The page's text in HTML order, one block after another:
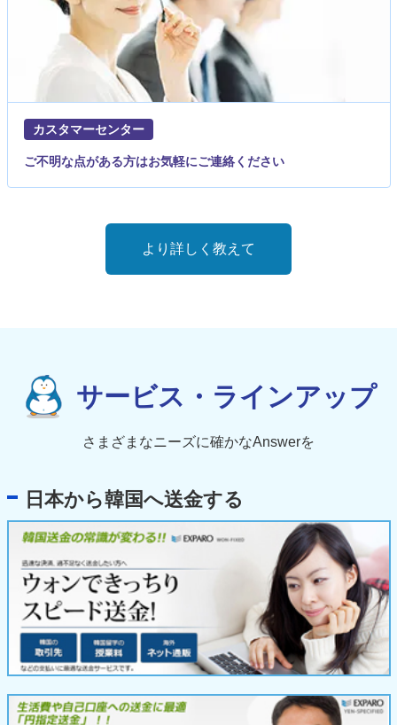
カスタマーセンター
ご不明な点がある方はお気軽にご連絡ください
より詳しく教えて
サービス・ラインアップ
さまざまなニーズに確かなAnswerを
日本から韓国へ送金する